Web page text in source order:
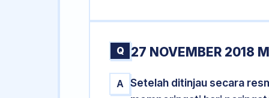
Q 27 NOVEMBER 2018
A Setelah ditinjau secara